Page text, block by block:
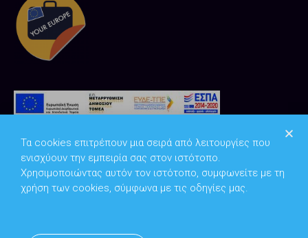
Τα cookies επιτρέπουν μια σειρά από λειτουργίες που
ενισχύουν την εμπειρία σας στον ιστότοπο.
Χρησιμοποιώντας αυτόν τον ιστότοπο, συμφωνείτε με τη
χρήση των cookies, σύμφωνα με τις οδηγίες μας.